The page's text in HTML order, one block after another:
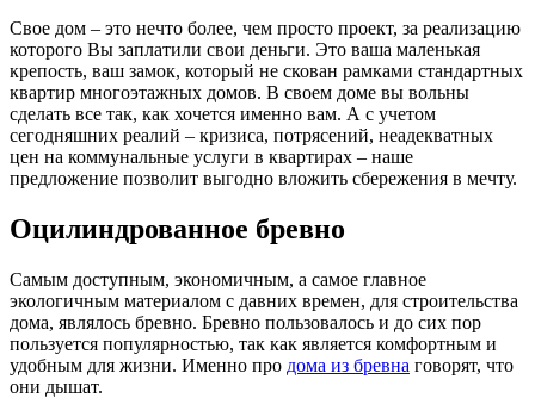
Свое дом – это нечто более, чем просто проект, за реализацию
которого Вы заплатили свои деньги. Это ваша маленькая
крепость, ваш замок, который не скован рамками стандартных
квартир многоэтажных домов. В своем доме вы вольны
сделать все так, как хочется именно вам. А с учетом
сегодняшних реалий – кризиса, потрясений, неадекватных
цен на коммунальные услуги в квартирах – наше
предложение позволит выгодно вложить сбережения в мечту.
Оцилиндрованное бревно
Самым доступным, экономичным, а самое главное
экологичным материалом с давних времен, для строительства
дома, являлось бревно. Бревно пользовалось и до сих пор
пользуется популярностью, так как является комфортным и
удобным для жизни. Именно про дома из бревна говорят, что
они дышат.